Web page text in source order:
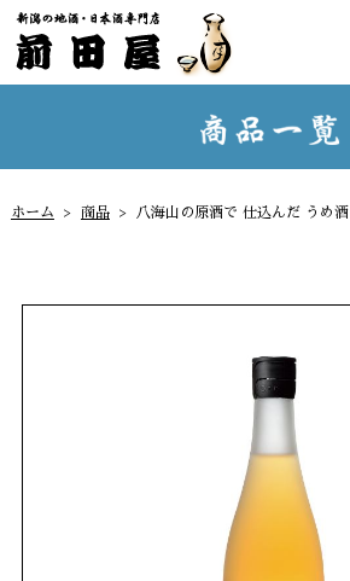
ホーム 商品 八海山の原酒で 仕込んだ うめ酒